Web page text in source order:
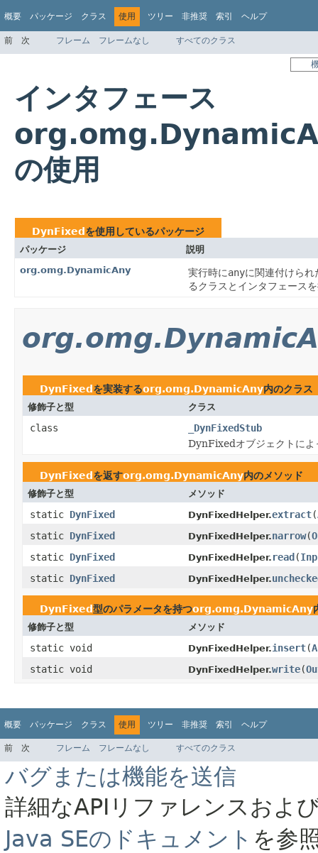
概要 パッケージ クラス 使用 ツリー 非推奨 索引 ヘルプ
前 次 フレーム フレームなし すべてのクラス
インタフェース
の使用
DynFixedを使用しているパッケージ
パッケージ
説明
org.omg.DynamicAny
実行時にanyに関連付けら
るクラスとインタフェース
DynFixedを実装するorg.omg.DynamicAny内のクラス
修飾子と型 クラス
class
_DynFixedStub
DynFixedオブジェクトに
DynFixedを返すorg.omg.DynamicAny内のメソッド
修飾子と型 メソッド
static DynFixed DynFixedHelper.extract(
static DynFixed DynFixedHelper.narrow(
static DynFixed DynFixedHelper. read(
static DynFixed DynFixedHelper.
DynFixed型のパラメータを持つorg.omg.DynamicAny
修飾子と型 メソッド
static void DynFixedHelper.insert(
static void
DynFixedHelper.write(
概要 パッケージ クラス 使用 ツリー 非推奨 索引 ヘルプ
前 次 フレーム フレームなし すべてのクラス
バグまたは機能を送信
詳細なAPIリファレンスおよ
Java SEのドキュメント を参